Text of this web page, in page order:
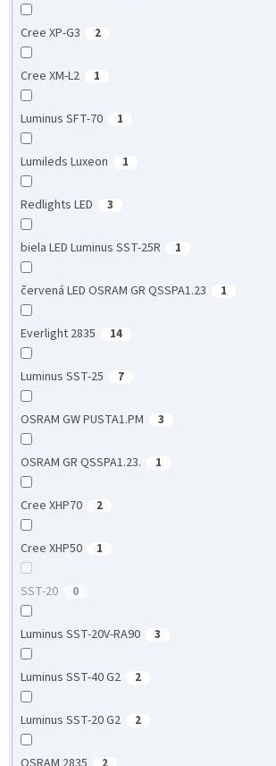
Cree XP-G3 2
Cree XM-L2 1
Luminus SFT-70 1
Lumileds Luxeon 1
Redlights LED 3
biela LED Luminus SST-25R 1
červená LED OSRAM GR QSSPA1.23 1
Everlight 2835 14
Luminus SST-25 7
OSRAM GW PUSTA1.PM 3
OSRAM GR QSSPA1.23. 1
Cree XHP70 2
Cree XHP50 1
SST-20 0
Luminus SST-20V-RA90 3
Luminus SST-40 G2 2
Luminus SST-20 G2 2